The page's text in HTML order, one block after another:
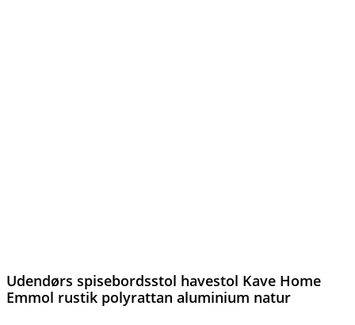
Udendørs spisebordsstol havestol Kave Home
Emmol rustik polyrattan aluminium natur